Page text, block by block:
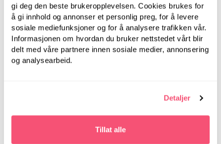
gi deg den beste brukeropplevelsen. Cookies brukes for
å gi innhold og annonser et personlig preg, for å levere
sosiale mediefunksjoner og for å analysere trafikken vår.
Informasjonen om hvordan du bruker nettstedet vårt blir
delt med våre partnere innen sosiale medier, annonsering
og analysearbeid.
Detaljer
Tillat alle
119,00